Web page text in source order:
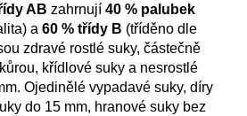
AB zahrnují 40 % palubek
a 60 % třídy B (tříděno dle
zdravé rostlé suky, částečně
křídlové suky a nesrostlé
Ojedinělé vypadavé suky, díry
do 15 mm, hranové suky bez